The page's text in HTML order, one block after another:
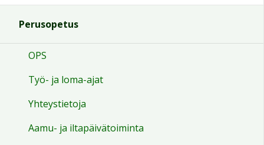
13:00
14:00
15:00
16:00
Perusopetus
OPS
Työ- ja loma-ajat
Yhteystietoja
Aamu- ja iltapäivätoiminta